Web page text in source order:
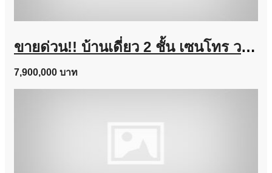
ขายด่วน!! บ้านเดี่ยว 2 ชั้น เซนโทร วงแหวน-จตุโชติ (ขนาด 59 ตร.ว.) เดินทางง่าย ใกล้ทางด่วนนิดเดียว สามวาตะวันตก คลองสามวา กทม. : Centro Wongwaen-Chatuchot
7,900,000 บาท